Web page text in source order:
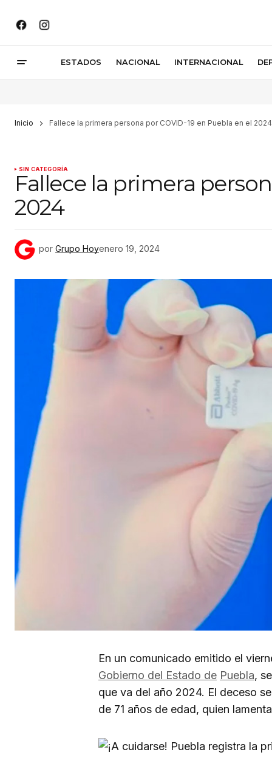
ESTADOS NACIONAL INTERNACIONAL
Inicio Fallece la primera persona por COVID-19 en Puebla en el 2024
SIN CATEGORÍA
Fallece la primera
2024
por Grupo Hoyenero 19, 2024
En un comunicado emitido el
Gobierno del Estado de Puebla,
que va del año 2024. El deceso
de 71 años de edad, quien